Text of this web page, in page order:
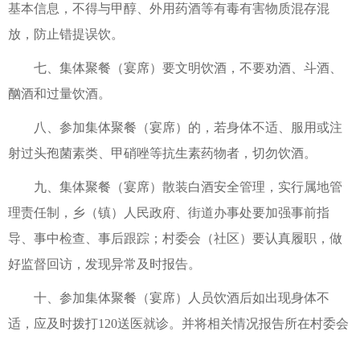
基本信息，不得与甲醇、外用药酒等有毒有害物质混存混
放，防止错提误饮。
七、集体聚餐（宴席）要文明饮酒，不要劝酒、斗酒、
酗酒和过量饮酒。
八、参加集体聚餐（宴席）的，若身体不适、服用或注
射过头孢菌素类、甲硝唑等抗生素药物者，切勿饮酒。
九、集体聚餐（宴席）散装白酒安全管理，实行属地管
理责任制，乡（镇）人民政府、街道办事处要加强事前指
导、事中检查、事后跟踪；村委会（社区）要认真履职，做
好监督回访，发现异常及时报告。
十、参加集体聚餐（宴席）人员饮酒后如出现身体不
适，应及时拨打120送医就诊。并将相关情况报告所在村委会